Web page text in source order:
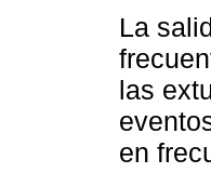
La
las
en